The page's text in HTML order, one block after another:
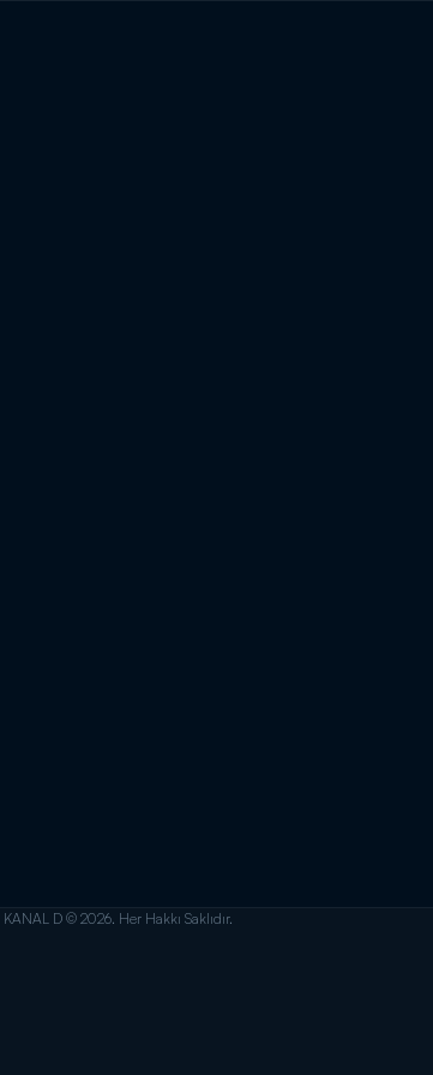
KANAL D © 2026. Her Hakkı Saklıdır.